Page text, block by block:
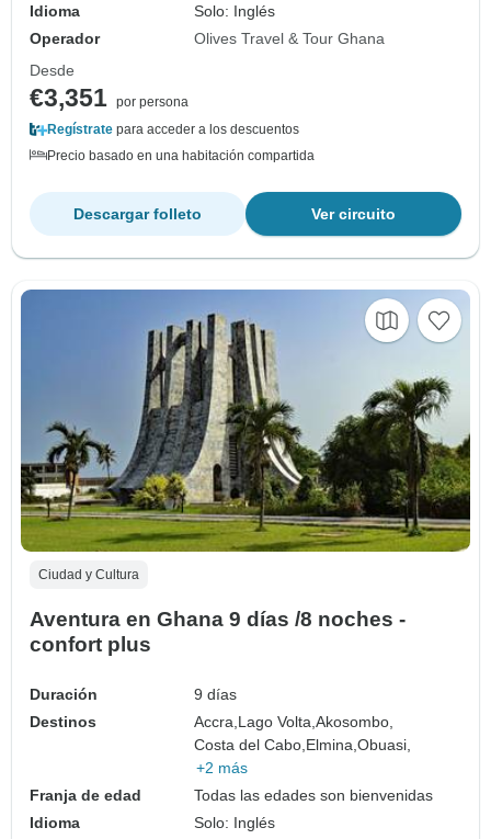
Idioma
Solo: Inglés
Operador
Olives Travel & Tour Ghana
Desde
€3,351 por persona
Regístrate para acceder a los descuentos
Precio basado en una habitación compartida
Ver circuito
Descargar folleto
Ciudad y Cultura
Aventura en Ghana 9 días /8 noches -
confort plus
Duración
9 días
Destinos
Accra, Lago Volta,Akosombo,
Costa del Cabo, Elmina,Obuasi,
+2 más
Franja de edad
Todas las edades son bienvenidas
Idioma
Solo: Inglés